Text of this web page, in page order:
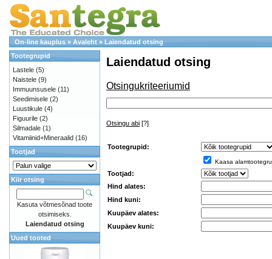
On-line kauplus » Avaleht » Laiendatud otsing
Laiendatud otsing
Otsingukriteeriumid
Otsingu abi [?]
Tootegrupid:
Kaasa
Tootjad:
Hind alates:
Hind kuni:
Kuupäev alates:
Kuupäev kuni:
Tootegrupid
Lastele (5)
Naistele (9)
Immuunsusele (11)
Seedimisele (2)
Luustikule (4)
Figuurile (2)
Silmadale (1)
Vitamiinid+Mineraalid (16)
Tootjad
Kiir otsing
Kasuta võtmesõnad toote
otsimiseks.
Laiendatud otsing
Uued tooted